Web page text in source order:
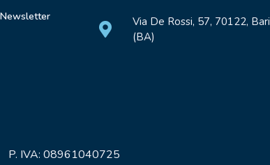
Via De Rossi, 57, 70122, Bari
(BA)
P. IVA: 08961040725